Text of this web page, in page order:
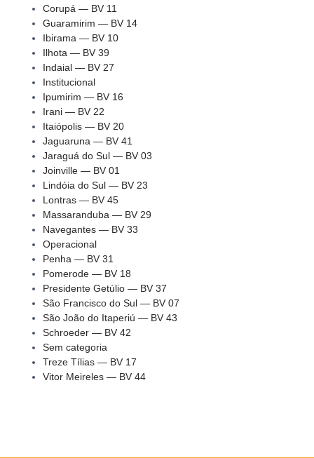
Corupá — BV 11
Guaramirim — BV 14
Ibirama — BV 10
Ilhota — BV 39
Indaial — BV 27
Institucional
Ipumirim — BV 16
Irani — BV 22
Itaiópolis — BV 20
Jaguaruna — BV 41
Jaraguá do Sul — BV 03
Joinville — BV 01
Lindóia do Sul — BV 23
Lontras — BV 45
Massaranduba — BV 29
Navegantes — BV 33
Operacional
Penha — BV 31
Pomerode — BV 18
Presidente Getúlio — BV 37
São Francisco do Sul — BV 07
São João do Itaperiú — BV 43
Schroeder — BV 42
Sem categoria
Treze Tílias — BV 17
Vitor Meireles — BV 44